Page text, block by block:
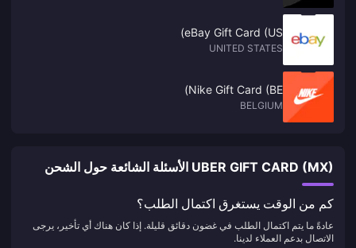
eBay Gift Card (US)
UNITED STATES
Nike Gift Card (BE)
BELGIUM
UBER GIFT CARD (MX) الأسئلة الشائعة حول الشحن
كم من الوقت يستغرق اكتمال الطلب؟
عادةً ما يتم اكتمال الطلب في غضون دقائق قليلة. إذا كان هناك أي تأخير، يرجى
الاتصال بدعم العملاء لدينا.